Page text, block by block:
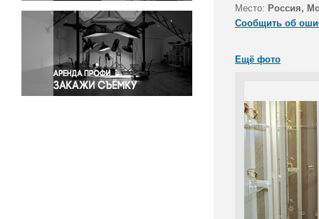
Светская жизнь
Спорт
Экология
Экономика и бизнес
Место: Россия,
Сообщить об
Ещё фото